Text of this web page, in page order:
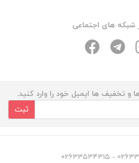
شبکه های اجتماعی
و تخفیف ها ایمیل خود را وارد کنید.
ثبت